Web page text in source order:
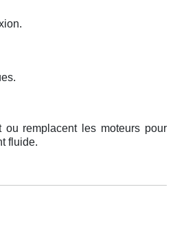
ou remplacent les moteurs pour
fluide.